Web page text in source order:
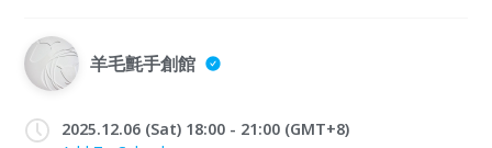
羊毛氈手創館
2025.12.06 (Sat) 18:00 - 21:00 (GMT+8)